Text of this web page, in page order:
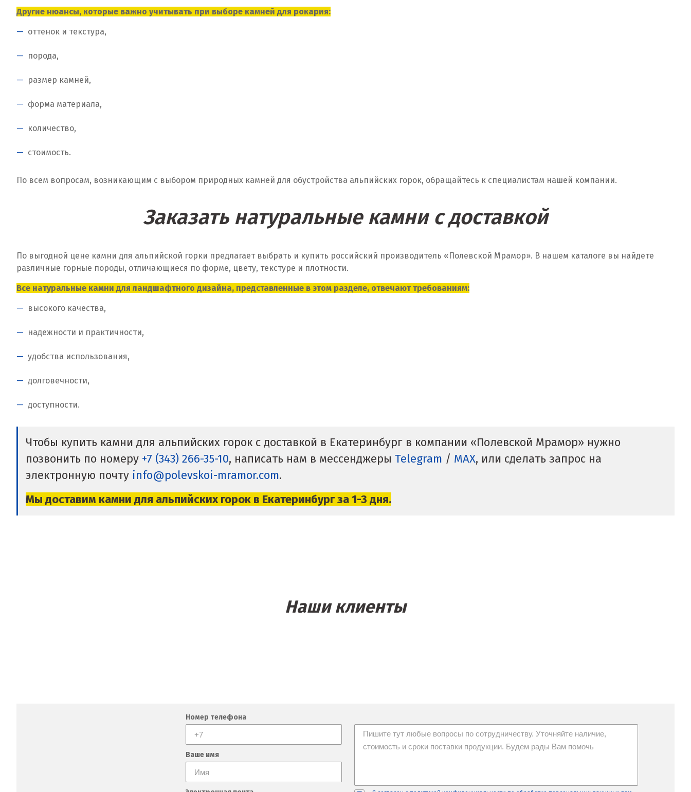
Другие нюансы, которые важно учитывать при выборе камней для рокария:
оттенок и текстура,
порода,
размер камней,
форма материала,
количество,
стоимость.
По всем вопросам, возникающим с выбором природных камней для обустройства альпийских горок, обращайтесь к специалистам нашей компании.
Заказать натуральные камни с доставкой
По выгодной цене камни для альпийской горки предлагает выбрать и купить российский производитель «Полевской Мрамор». В нашем каталоге вы найдете
различные горные породы, отличающиеся по форме, цвету, текстуре и плотности.
Все натуральные камни для ландшафтного дизайна, представленные в этом разделе, отвечают требованиям:
высокого качества,
надежности и практичности,
удобства использования,
долговечности,
доступности.
Чтобы купить камни для альпийских горок с доставкой в Екатеринбург в компании «Полевской Мрамор» нужно
позвонить по номеру +7 (343) 266-35-10, написать нам в мессенджеры Telegram / MAX, или сделать запрос на
электронную почту info@polevskoi-mramor.com.
Мы доставим камни для альпийских горок в Екатеринбург за 1-3 дня.
Наши клиенты
Номер телефона
Ваше имя